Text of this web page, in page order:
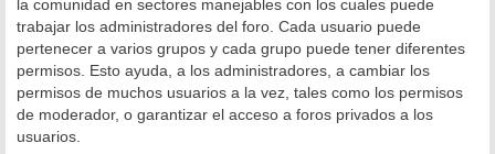
la comunidad en sectores manejables con los cuales puede
trabajar los administradores del foro. Cada usuario puede
pertenecer a varios grupos y cada grupo puede tener diferentes
permisos. Esto ayuda, a los administradores, a cambiar los
permisos de muchos usuarios a la vez, tales como los permisos
de moderador, o garantizar el acceso a foros privados a los
usuarios.